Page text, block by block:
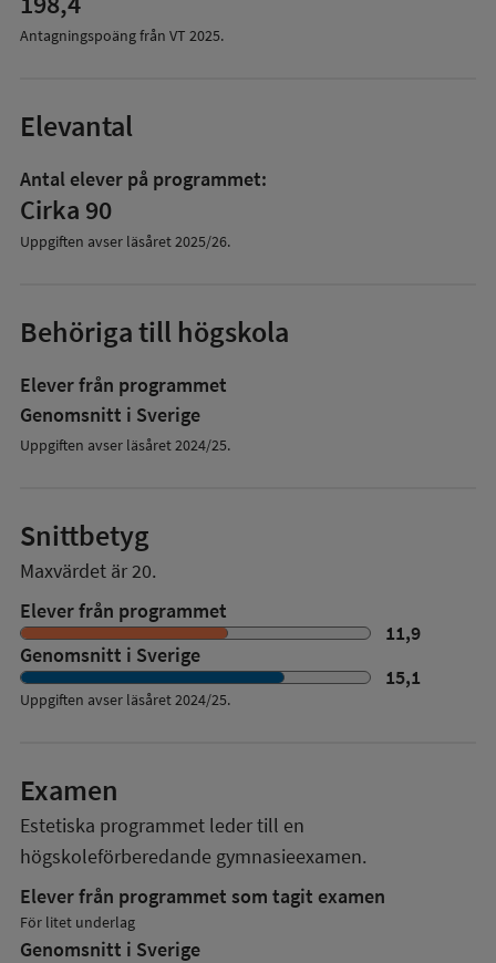
Antagningspoäng från VT 2025.
Elevantal
Antal elever på programmet:
Cirka 90
Uppgiften avser läsåret2025/26.
Behöriga till högskola
Elever från programmet
Genomsnitt i Sverige
Uppgiften avser läsåret 2024/25.
Snittbetyg
Maxvärdet är 20.
Elever från programmet
11,9
Genomsnitt i Sverige
15,1
Uppgiften avser läsåret2024/25.
Examen
Estetiska programmet leder till en
högskoleförberedande gymnasieexamen.
Elever från programmet som tagit examen
För litet underlag
Genomsnitt i Sverige